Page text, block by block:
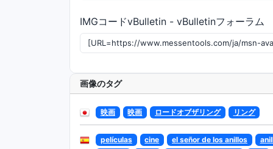
IMGコードvBulletin - vBulletinフォーラム
画像のタグ
映画 映画 ロードオブザリング リング
películas cine el señor de los anillos